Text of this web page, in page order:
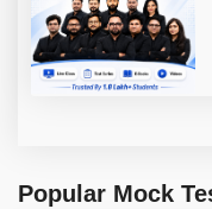
Popular Mock